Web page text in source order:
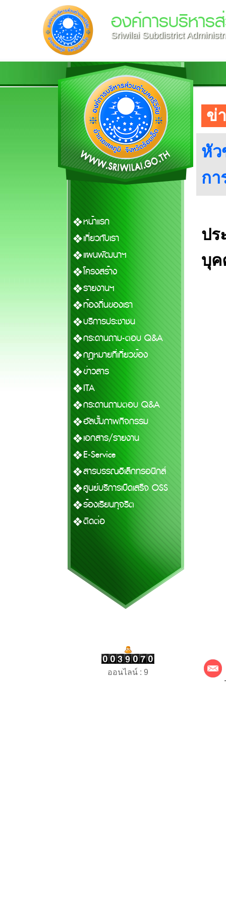
องค์การบริหาร
Sriwilai Subdistrict
หน้าแรก
เกี่ยวกับเรา
แผนพัฒนาฯ
โครงสร้าง
รายงานฯ
ท้องถิ่นของเรา
บริการประชาชน
กระดานถาม-ตอบ Q&A
กฎหมายที่เกี่ยวข้อง
ข่าวสาร
ITA
กระดานถามตอบ Q&A
อัลบั้มภาพกิจกรรม
เอกสาร/รายงาน
E-Service
สารบรรณอิเล็กทรอนิกส์
ศูนย์บริการเบ็ดเสร็จ OSS
ร้องเรียนทุจริต
ติดต่อ
ออนไลน์ : 9
ข่
หัว
กา
ปร
บุค